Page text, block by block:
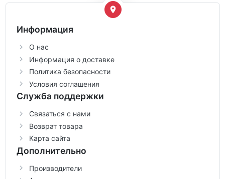
Информация
О нас
Информация о доставке
Политика безопасности
Условия соглашения
Служба поддержки
Связаться с нами
Возврат товара
Карта сайта
Дополнительно
Производители